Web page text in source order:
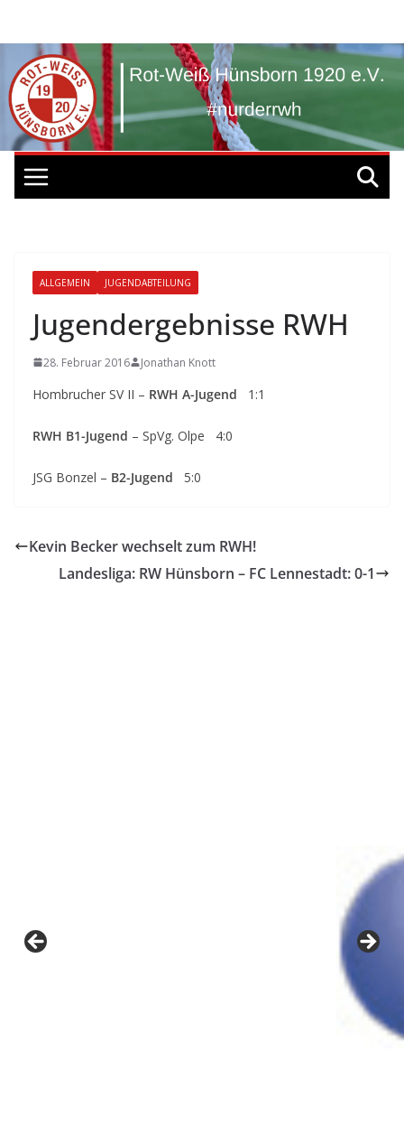
springen
ALLGEMEIN JUGENDABTEILUNG
Jugendergebnisse RWH
28. Februar 2016 Jonathan Knott
Hombrucher SV II – RWH A-Jugend 1:1
RWH B1-Jugend – SpVg. Olpe 4:0
JSG Bonzel – B2-Jugend 5:0
Kevin Becker wechselt zum RWH!
Landesliga: RW Hünsborn – FC Lennestadt: 0-1